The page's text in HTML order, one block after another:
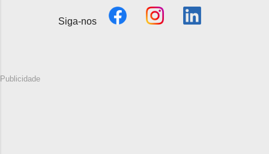
Siga-nos
Publicidade